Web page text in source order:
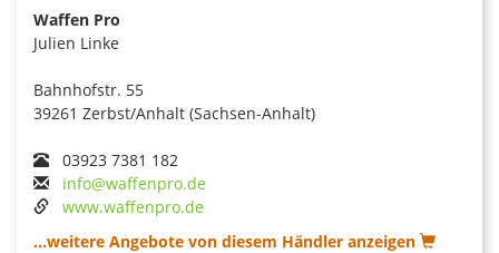
Waffen Pro
Julien Linke
Bahnhofstr. 55
39261 Zerbst/Anhalt (Sachsen-Anhalt)
03923 7381 182
info@waffenpro.de
www.waffenpro.de
...weitere Angebote von diesem Händler anzeigen